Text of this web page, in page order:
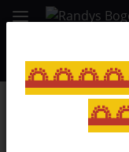
Zurück zur Liste